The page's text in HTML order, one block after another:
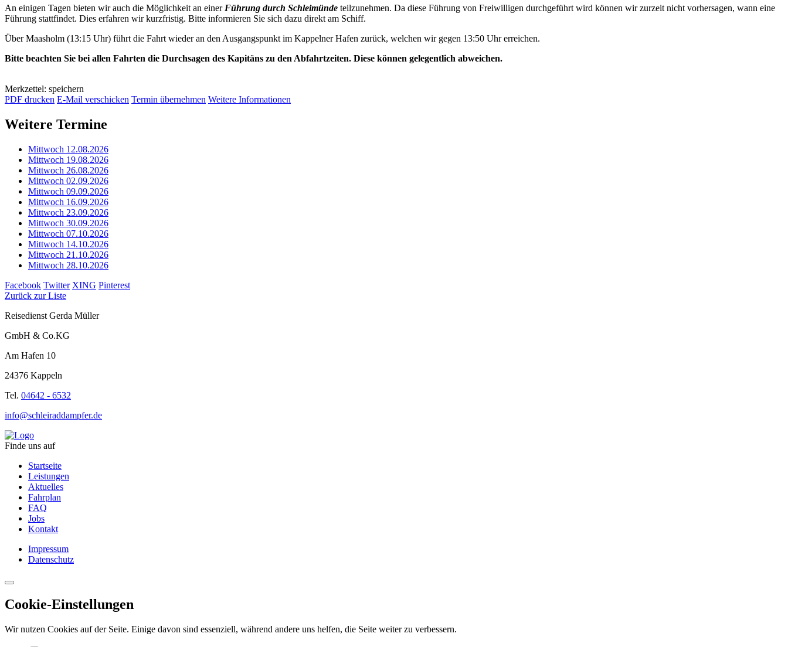
An einigen Tagen bieten wir auch die Möglichkeit an einer Führung durch Schleimünde teilzunehmen. Da diese Führung von Freiwilligen durchgeführt wird können wir zurzeit nicht vorhersagen, wann eine
Führung stattfindet. Dies erfahren wir kurzfristig. Bitte informieren Sie sich dazu direkt am Schiff.
Über Maasholm (13:15 Uhr) führt die Fahrt wieder an den Ausgangspunkt im Kappelner Hafen zurück, welchen wir gegen 13:50 Uhr erreichen.
Bitte beachten Sie bei allen Fahrten die Durchsagen des Kapitäns zu den Abfahrtzeiten. Diese können gelegentlich abweichen.
Merkzettel: speichern
PDF drucken E-Mail verschicken Termin übernehmen Weitere Informationen
Weitere Termine
Mittwoch 12.08.2026
Mittwoch 19.08.2026
Mittwoch 26.08.2026
Mittwoch 02.09.2026
Mittwoch 09.09.2026
Mittwoch 16.09.2026
Mittwoch 23.09.2026
Mittwoch 30.09.2026
Mittwoch 07.10.2026
Mittwoch 14.10.2026
Mittwoch 21.10.2026
Mittwoch 28.10.2026
Facebook Twitter XING Pinterest
Zurück zur Liste
Reisedienst Gerda Müller
GmbH & Co.KG
Am Hafen 10
24376 Kappeln
Tel. 04642 - 6532
info@schleiraddampfer.de
Finde uns auf
Startseite
Leistungen
Aktuelles
Fahrplan
FAQ
Jobs
Kontakt
Impressum
Datenschutz
Cookie-Einstellungen
Wir nutzen Cookies auf der Seite. Einige davon sind essenziell, während andere uns helfen, die Seite weiter zu verbessern.